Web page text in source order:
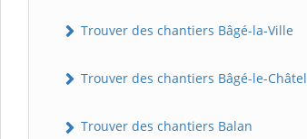
Trouver des chantiers Bâgé-la-Ville
Trouver des chantiers Bâgé-le-Châtel
Trouver des chantiers Balan